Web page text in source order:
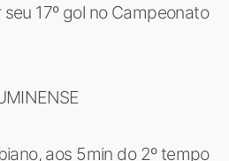
17º gol no Campeonato
aos 5min do 2º tempo